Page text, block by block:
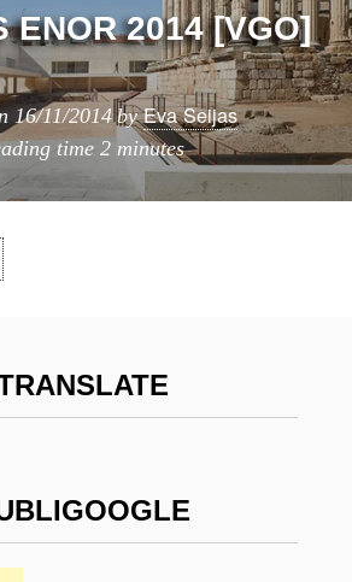
ENOR 2014 [VGO]
16/11/2014 byEva Seijas
time 2 minutes